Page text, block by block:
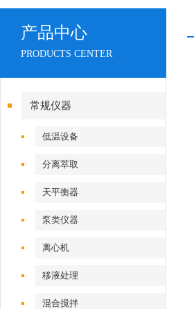
产品中心
PRODUCTS CENTER
常规仪器
低温设备
分离萃取
天平衡器
泵类仪器
离心机
移液处理
混合搅拌